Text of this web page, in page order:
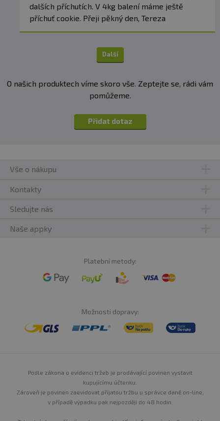
dalších příchutích. V 4kg balení máme ještě
příchuť cookie. Přeji pěkný den, Tereza
Další
O našich produktech víme skoro vše. Zeptejte se, rádi vám
pomůžeme.
Přidat dotaz
Vše o nákupu
Kontakty
Sledujte nás
Naše appky
Platební metody:
Možnosti dopravy:
Podle zákona o evidenci tržeb je prodávající povinen vystavit
kupujícímu účtenku.
Zároveň je povinen zaevidovat přijatou tržbu u správce daně on-line,
v případě výpadku pak nejpozději do 48 hodin.